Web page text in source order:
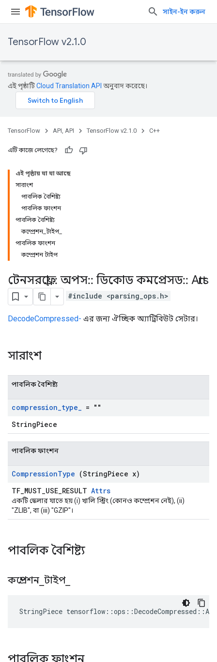
সাইন-ইন করুন
TensorFlow v2.1.0
এই পৃষ্ঠাটিCloud Translation API অনুবাদ করেছে।
TensorFlow API, API TensorFlow v2.1.0 C++
এটি কাজে লেগেছে?
এই পৃষ্ঠায় যা যা আছে
সারাংশ
পাবলিক বৈশিষ্ট্য
পাবলিক ফাংশন
পাবলিক বৈশিষ্ট্য
কম্প্রেশন_টাইপ_
পাবলিক ফাংশন
কম্প্রেশন টাইপ
টেনসরফ্লো:: অপস:: ডিকোড কমপ্রেসড:: Attrs
#include <parsing_ops.h>
DecodeCompressed- এর জন্য ঐচ্ছিক অ্যাট্রিবিউট সেটার।
সারাংশ
পাবলিক বৈশিষ্ট্য
compression_type_ = ""
StringPiece
পাবলিক ফাংশন
CompressionType (StringPiece x)
TF_MUST_USE_RESULT Attrs
একটি স্কেলার যাতে হয় (i) খালি স্ট্রিং (কোনও কম্প্রেশন নেই), (ii)
"ZLIB", বা (iii) "GZIP"।
পাবলিক বৈশিষ্ট্য
কম্প্রেশন টাইপ_
StringPiece tensorflow ::ops ::DecodeCompressed ::
পাবলিক ফাংশন